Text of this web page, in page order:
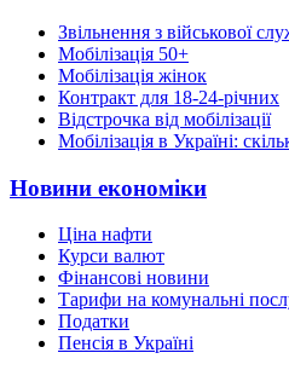
Звільнення з військової
Мобілізація 50+
Мобілізація жінок
Контракт для 18-24-річних
Відстрочка від мобілізації
Мобілізація в Україні:
Новини економіки
Ціна нафти
Курси валют
Фінансові новини
Тарифи на комунальні
Податки
Пенсія в Україні